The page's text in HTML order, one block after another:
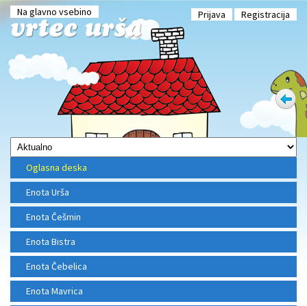
Na glavno vsebino Prijava Registracija
Oglasna deska
Enota Urša
Enota Češmin
Enota Bistra
Enota Čebelica
Enota Mavrica